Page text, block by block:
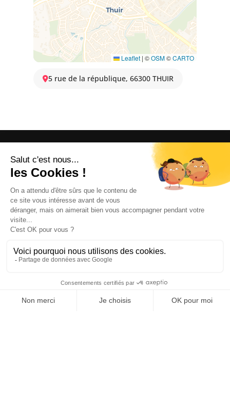
Leaflet | ©OSM©CARTO
5 rue de la république, 66300 THUIR
OFFICE DE TOURISME
Tél. +33 4 68 53 45 86